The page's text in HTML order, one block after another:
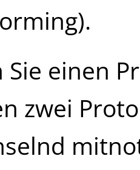
Sie einen
zwei